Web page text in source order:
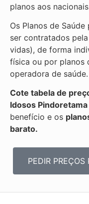
planos aos
Os Planos de
ser contratados
vidas), de forma
física ou por planos
operadora de saúde.
Cote tabela de
Idosos Pindoretama
benefício e os
barato.
PEDIR